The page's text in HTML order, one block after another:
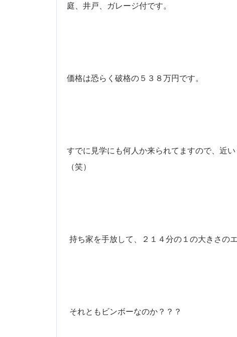
庭、井戸、ガレージ付です。
価格は恐らく破格の５３８万円です。
すでに見学にも何人か来られてますので、近
（笑）
持ち家を手放して、２１４分の１の大きさの
それともビンボーなのか？？？